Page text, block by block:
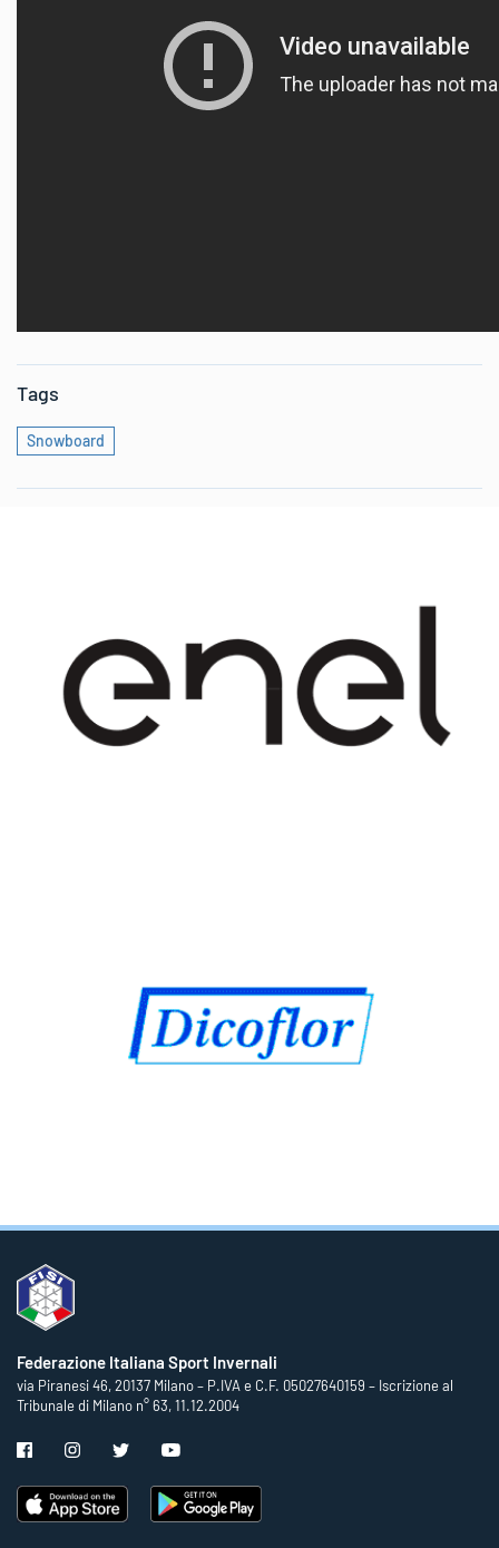
Tags
Snowboard
Federazione Italiana Sport Invernali
via Piranesi 46, 20137 Milano – P.IVA e C.F. 05027640159 – Iscrizione al
Tribunale di Milano n° 63, 11.12.2004